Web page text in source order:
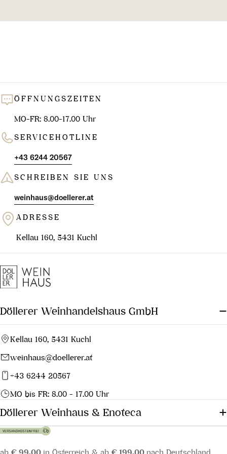
u
ÖFFNUNGSZEITEN
MO-FR: 8.00-17.00 Uhr
SERVICEHOTLINE
+43 6244 20567
SCHREIBEN SIE UNS
weinhaus@doellerer.at
ADRESSE
Kellau 160, 5431 Kuchl
Döllerer Weinhandelshaus GmbH
Kellau 160, 5431 Kuchl
weinhaus@doellerer.at
+43 6244 20567
MO bis FR: 8.00 - 17.00 Uhr
Döllerer Weinhaus & Enoteca